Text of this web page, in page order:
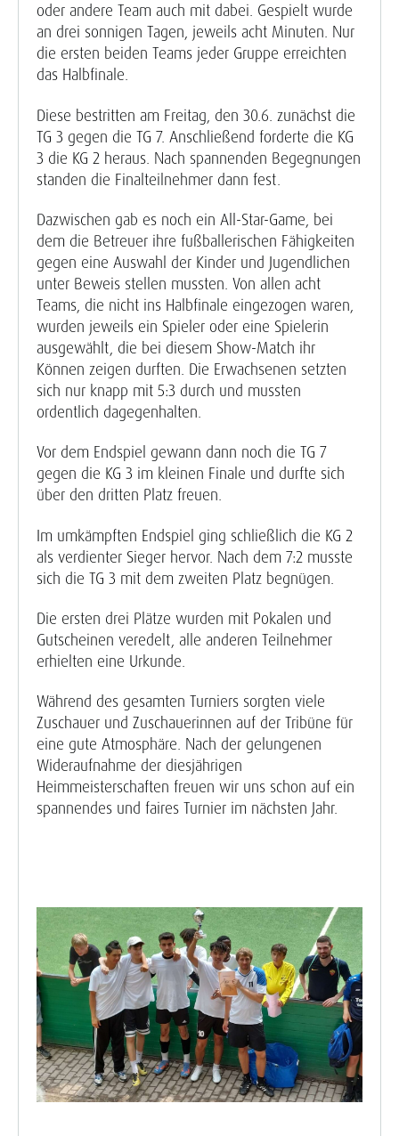
oder andere Team auch mit dabei. Gespielt wurde
an drei sonnigen Tagen, jeweils acht Minuten. Nur
die ersten beiden Teams jeder Gruppe erreichten
das Halbfinale.
Diese bestritten am Freitag, den 30.6. zunächst die
TG 3 gegen die TG 7. Anschließend forderte die KG
3 die KG 2 heraus. Nach spannenden Begegnungen
standen die Finalteilnehmer dann fest.
Dazwischen gab es noch ein All-Star-Game, bei
dem die Betreuer ihre fußballerischen Fähigkeiten
gegen eine Auswahl der Kinder und Jugendlichen
unter Beweis stellen mussten. Von allen acht
Teams, die nicht ins Halbfinale eingezogen waren,
wurden jeweils ein Spieler oder eine Spielerin
ausgewählt, die bei diesem Show-Match ihr
Können zeigen durften. Die Erwachsenen setzten
sich nur knapp mit 5:3 durch und mussten
ordentlich dagegenhalten.
Vor dem Endspiel gewann dann noch die TG 7
gegen die KG 3 im kleinen Finale und durfte sich
über den dritten Platz freuen.
Im umkämpften Endspiel ging schließlich die KG 2
als verdienter Sieger hervor. Nach dem 7:2 musste
sich die TG 3 mit dem zweiten Platz begnügen.
Die ersten drei Plätze wurden mit Pokalen und
Gutscheinen veredelt, alle anderen Teilnehmer
erhielten eine Urkunde.
Während des gesamten Turniers sorgten viele
Zuschauer und Zuschauerinnen auf der Tribüne für
eine gute Atmosphäre. Nach der gelungenen
Wideraufnahme der diesjährigen
Heimmeisterschaften freuen wir uns schon auf ein
spannendes und faires Turnier im nächsten Jahr.